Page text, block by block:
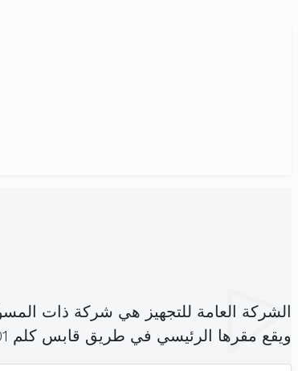
الشركة العامة للتجهيز هي شركة ذات
ويقع مقرها الرئيسي في طريق قابس كلم 01 مدنين (